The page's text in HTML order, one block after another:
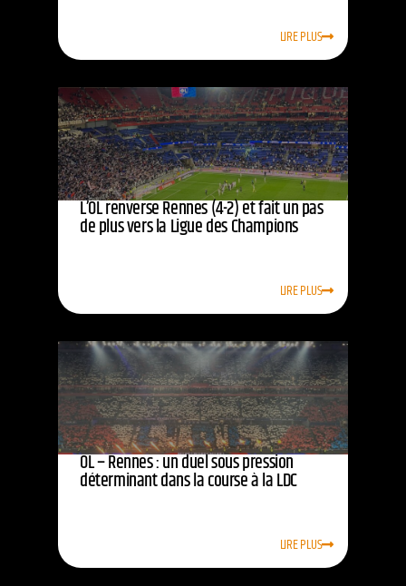
LIRE PLUS
L’OL renverse Rennes (4-2) et fait un pas
de plus vers la Ligue des Champions
LIRE PLUS
OL – Rennes : un duel sous pression
déterminant dans la course à la LDC
LIRE PLUS